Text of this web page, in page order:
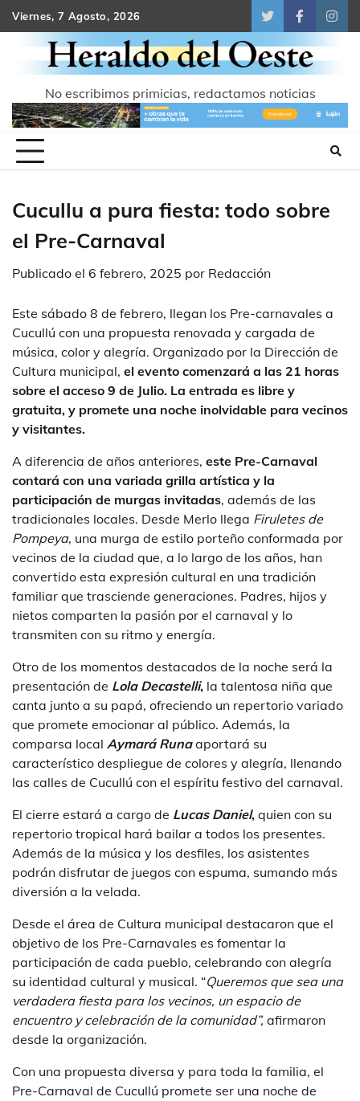
Skip
to
content
Viernes, 7 Agosto, 2026
TwitterFacebook
No escribimos primicias, redactamos noticias
Cucullu a pura fiesta: todo sobre
el Pre-Carnaval
Publicado el 6 febrero, 2025 por Redacción
Este sábado 8 de febrero, llegan los Pre-carnavales a
Cucullú con una propuesta renovada y cargada de
música, color y alegría. Organizado por la Dirección de
Cultura municipal, el evento comenzará a las 21 horas
sobre el acceso 9 de Julio. La entrada es libre y
gratuita, y promete una noche inolvidable para vecinos
y visitantes.
A diferencia de años anteriores, este Pre-Carnaval
contará con una variada grilla artística y la
participación de murgas invitadas, además de las
tradicionales locales. Desde Merlo llega Firuletes de
Pompeya, una murga de estilo porteño conformada por
vecinos de la ciudad que, a lo largo de los años, han
convertido esta expresión cultural en una tradición
familiar que trasciende generaciones. Padres, hijos y
nietos comparten la pasión por el carnaval y lo
transmiten con su ritmo y energía.
Otro de los momentos destacados de la noche será la
presentación de Lola Decastelli, la talentosa niña que
canta junto a su papá, ofreciendo un repertorio variado
que promete emocionar al público. Además, la
comparsa local Aymará Runa aportará su
característico despliegue de colores y alegría, llenando
las calles de Cucullú con el espíritu festivo del carnaval.
El cierre estará a cargo de Lucas Daniel, quien con su
repertorio tropical hará bailar a todos los presentes.
Además de la música y los desfiles, los asistentes
podrán disfrutar de juegos con espuma, sumando más
diversión a la velada.
Desde el área de Cultura municipal destacaron que el
objetivo de los Pre-Carnavales es fomentar la
participación de cada pueblo, celebrando con alegría
su identidad cultural y musical. “Queremos que sea una
verdadera fiesta para los vecinos, un espacio de
encuentro y celebración de la comunidad”, afirmaron
desde la organización.
Con una propuesta diversa y para toda la familia, el
Pre-Carnaval de Cucullú promete ser una noche de